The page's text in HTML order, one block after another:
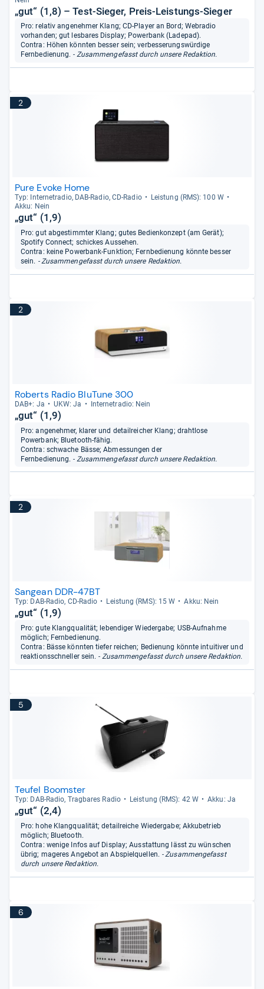
„gut“ (1,8) – Test-Sieger, Preis-Leistungs-Sieger
Pro: relativ angenehmer Klang; CD-Player an Bord; Webradio
vorhanden; gut lesbares Display; Powerbank (Ladepad).
Contra: Höhen könnten besser sein; verbesserungswürdige
Fernbedienung. - Zusammengefasst durch unsere Redaktion.
2
Pure Evoke Home
Typ: Inter­ne­tra­dio, DAB-​Radio, CD-​Radio
Leis­tung (RMS): 100 W
Akku: Nein
„gut“ (1,9)
Pro: gut abgestimmter Klang; gutes Bedienkonzept (am Gerät);
Spotify Connect; schickes Aussehen.
Contra: keine Powerbank-Funktion; Fernbedienung könnte besser
sein. - Zusammengefasst durch unsere Redaktion.
2
Roberts Radio BluTune 300
DAB+: Ja UKW: Ja Inter­ne­tra­dio: Nein
„gut“ (1,9)
Pro: angenehmer, klarer und detailreicher Klang; drahtlose
Powerbank; Bluetooth-fähig.
Contra: schwache Bässe; Abmessungen der
Fernbedienung. - Zusammengefasst durch unsere Redaktion.
2
Sangean DDR-47BT
Typ: DAB-​Radio, CD-​Radio Leis­tung (RMS): 15 W Akku: Nein
„gut“ (1,9)
Pro: gute Klangqualität; lebendiger Wiedergabe; USB-Aufnahme
möglich; Fernbedienung.
Contra: Bässe könnten tiefer reichen; Bedienung könnte intuitiver und
reaktionsschneller sein. - Zusammengefasst durch unsere Redaktion.
5
Teufel Boomster
Typ: DAB-​Radio, Trag­ba­res Radio Leis­tung (RMS): 42 W Akku: Ja
„gut“ (2,4)
Pro: hohe Klangqualität; detailreiche Wiedergabe; Akkubetrieb
möglich; Bluetooth.
Contra: wenige Infos auf Display; Ausstattung lässt zu wünschen
übrig; mageres Angebot an Abspielquellen. - Zusammengefasst
durch unsere Redaktion.
6